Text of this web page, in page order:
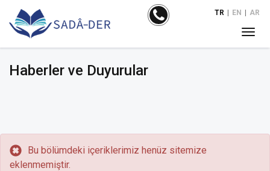
TR EN AR
Haberler ve Duyurular
Bu bölümdeki içeriklerimiz henüz sitemize
eklenmemiştir.